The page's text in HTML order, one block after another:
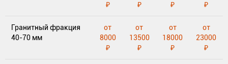
₽
₽
₽
₽
Гранитный фракция
40-70 мм
от
8000
₽
от
13500
₽
от
18000
₽
от
23000
₽